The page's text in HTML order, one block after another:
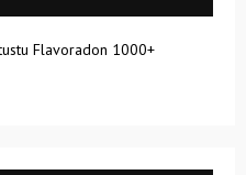
Flavoradon 1000+